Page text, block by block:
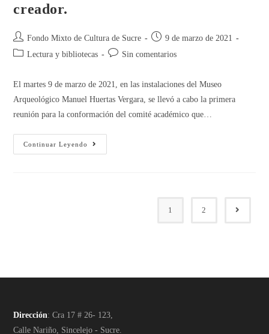
creador.
Fondo Mixto de Cultura de Sucre
9 de marzo de 2021
Lectura y bibliotecas
Sin comentarios
El martes 9 de marzo de 2021, en las instalaciones del Museo
Arqueológico Manuel Huertas Vergara, se llevó a cabo la primera
reunión para la conformación del comité académico que…
Continuar Leyendo
1 2
Dirección: Cra 17 # 26- 123,
Calle Nariño, Sincelejo - Sucre.